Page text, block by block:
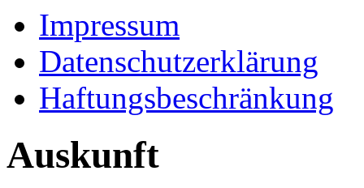
Impressum
Datenschutzerklärung
Haftungsbeschränkung
Auskunft